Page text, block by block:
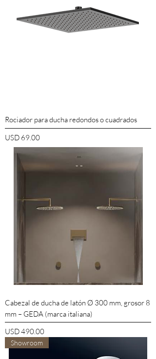
Rociador para ducha redondos o cuadrados
Precio
USD 69.00
Cabezal de ducha de latón Ø 300 mm, grosor 8
mm – GEDA (marca italiana)
Precio
USD 490.00
Showroom